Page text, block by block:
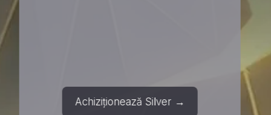
Achiziționează Silver →